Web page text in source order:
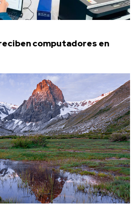
computadores en